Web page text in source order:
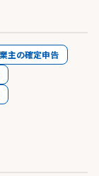
主の確定申告